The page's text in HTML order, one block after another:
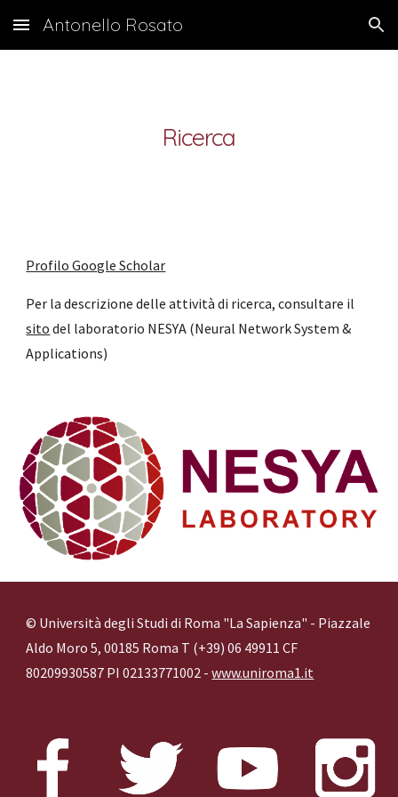
Skip to main content Skip to navigation
Antonello Rosato
Ricerca
Profilo Google Scholar
Per la descrizione delle attività di ricerca, consultare il
sito del laboratorio NESYA (Neural Network System &
Applications)
© Università degli Studi di Roma "La Sapienza" - Piazzale
Aldo Moro 5, 00185 Roma T (+39) 06 49911 CF
80209930587 PI 02133771002 -www.uniroma1.it